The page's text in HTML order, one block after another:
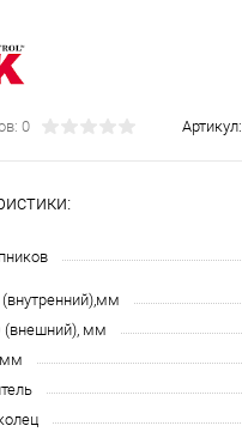
0 Артикул:
(внешний), мм
мм